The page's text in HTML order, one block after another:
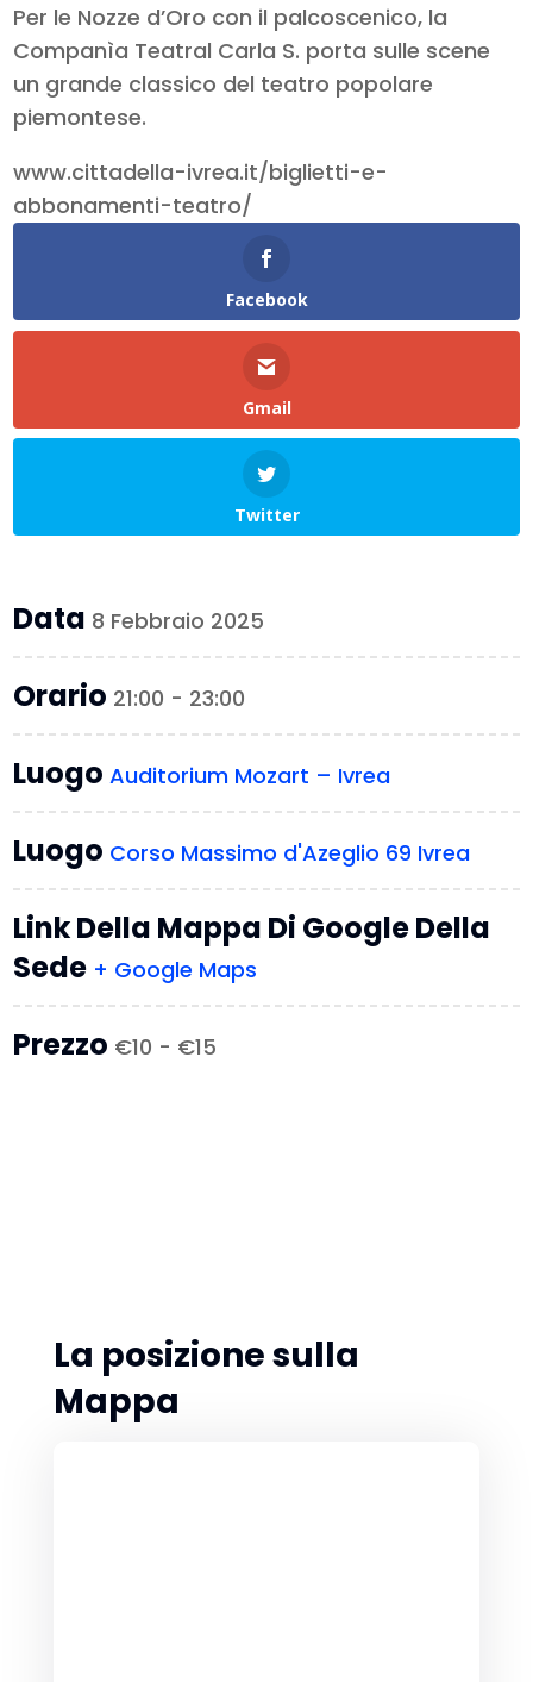
Per le Nozze d’Oro con il palcoscenico, la
Companìa Teatral Carla S. porta sulle scene
un grande classico del teatro popolare
piemontese.
www.cittadella-ivrea.it/biglietti-e-
abbonamenti-teatro/
Facebook
Gmail
Twitter
Data 8 Febbraio 2025
Orario 21:00 - 23:00
LuogoAuditorium Mozart – Ivrea
Luogo Corso Massimo d'Azeglio 69 Ivrea
Link Della Mappa Di Google Della
Sede + Google Maps
Prezzo €10 - €15
La posizione sulla
Mappa